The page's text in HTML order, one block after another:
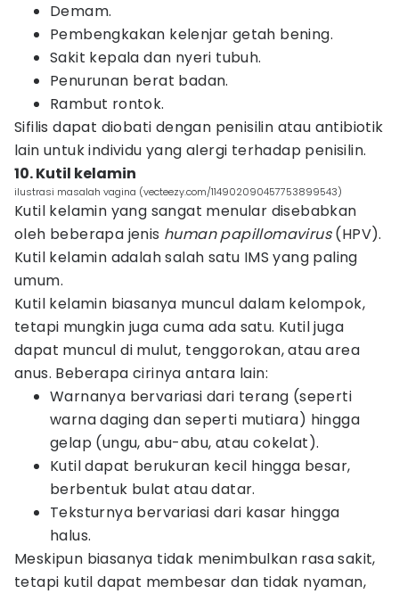
Demam.
Pembengkakan kelenjar getah bening.
Sakit kepala dan nyeri tubuh.
Penurunan berat badan.
Rambut rontok.
Sifilis dapat diobati dengan penisilin atau antibiotik
lain untuk individu yang alergi terhadap penisilin.
10. Kutil kelamin
ilustrasi masalah vagina (vecteezy.com/114902090457753899543)
Kutil kelamin yang sangat menular disebabkan
oleh beberapa jenis human papillomavirus(HPV).
Kutil kelamin adalah salah satu IMS yang paling
umum.
Kutil kelamin biasanya muncul dalam kelompok,
tetapi mungkin juga cuma ada satu. Kutil juga
dapat muncul di mulut, tenggorokan, atau area
anus. Beberapa cirinya antara lain:
Warnanya bervariasi dari terang (seperti
warna daging dan seperti mutiara) hingga
gelap (ungu, abu-abu, atau cokelat).
Kutil dapat berukuran kecil hingga besar,
berbentuk bulat atau datar.
Teksturnya bervariasi dari kasar hingga
halus.
Meskipun biasanya tidak menimbulkan rasa sakit,
tetapi kutil dapat membesar dan tidak nyaman,